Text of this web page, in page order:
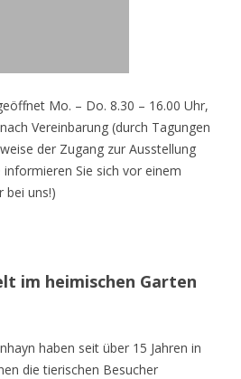
Mo. – Do. 8.30 – 16.00 Uhr,
Vereinbarung (durch Tagungen
der Zugang zur Ausstellung
Sie sich vor einem
bei uns!)
im heimischen Garten
haben seit über 15 Jahren in
die tierischen Besucher